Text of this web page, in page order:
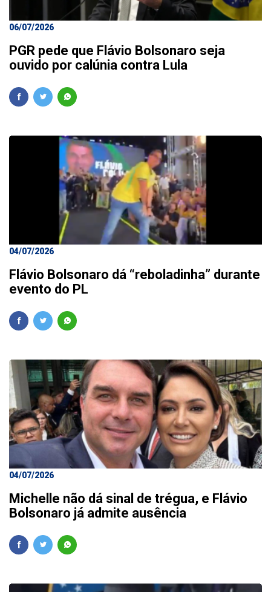
06/07/2026
PGR pede que Flávio Bolsonaro seja
ouvido por calúnia contra Lula
04/07/2026
Flávio Bolsonaro dá “reboladinha” durante
evento do PL
04/07/2026
Michelle não dá sinal de trégua, e Flávio
Bolsonaro já admite ausência